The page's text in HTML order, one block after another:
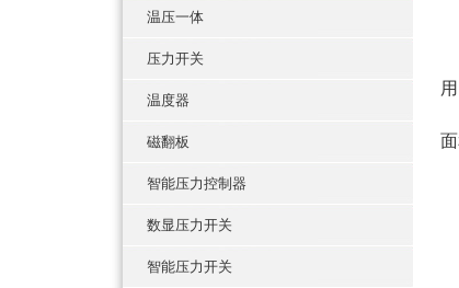
温压一体
压力开关
温度器
磁翻板
智能压力控制器
数显压力开关
智能压力开关